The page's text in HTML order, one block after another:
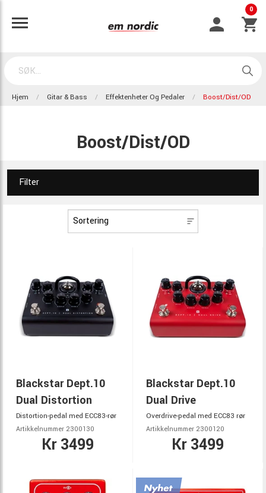
0
Hjem Gitar & Bass Effektenheter Og Pedaler Boost/Dist/OD
Boost/Dist/OD
Filter
Blackstar Dept.10
Dual Distortion
Distortion-pedal med ECC83-rør
Artikkelnummer 2300130
Kr 3499
Blackstar Dept.10
Dual Drive
Overdrive-pedal med ECC83 rør
Artikkelnummer 2300120
Kr 3499